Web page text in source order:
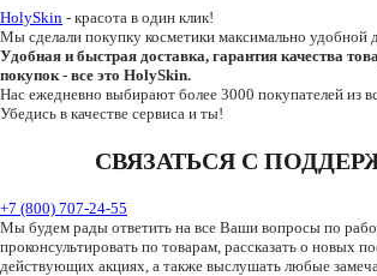
HolySkin - красота в один клик!
Мы сделали покупку косметики максимально удобной
Удобная и быстрая доставка, гарантия качества
покупок - все это HolySkin.
Нас ежедневно выбирают более 3000 покупателей из
Убедись в качестве сервиса и ты!
СВЯЗАТЬСЯ С
+7 (800) 707-24-55
Мы будем рады ответить на все Ваши вопросы по
проконсультировать по товарам, рассказать о новых
действующих акциях, а также выслушать любые